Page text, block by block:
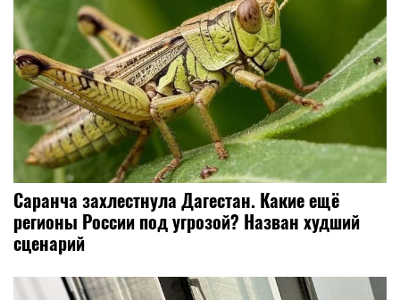
Саранча захлестнула Дагестан. Какие ещё
регионы России под угрозой? Назван худший
сценарий